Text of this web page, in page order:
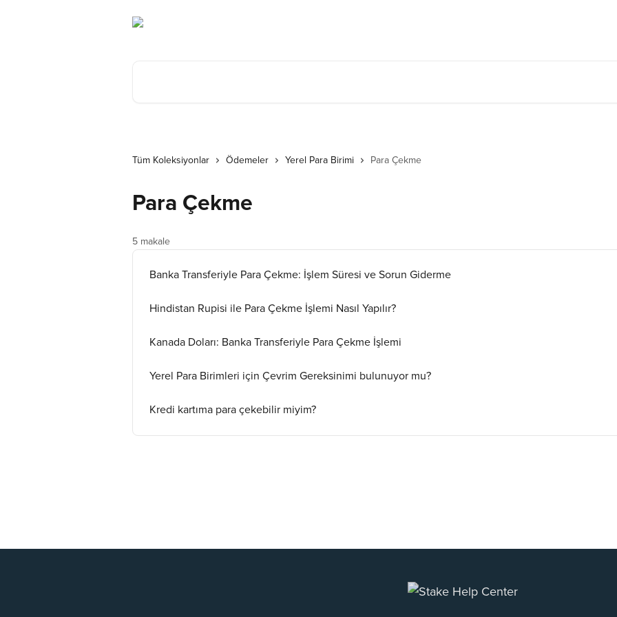
Tüm Koleksiyonlar Ödemeler Yerel Para Birimi Para Çekme
Para Çekme
5 makale
Banka Transferiyle Para Çekme: İşlem Süresi ve Sorun Giderme
Hindistan Rupisi ile Para Çekme İşlemi Nasıl Yapılır?
Kanada Doları: Banka Transferiyle Para Çekme İşlemi
Yerel Para Birimleri için Çevrim Gereksinimi bulunuyor mu?
Kredi kartıma para çekebilir miyim?